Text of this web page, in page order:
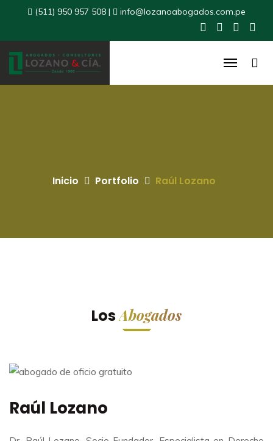
(511) 950 957 508 | info@lozanoabogados.com.pe
Inicio Portfolio Raúl Lozano
LosAbogados
Raúl Lozano